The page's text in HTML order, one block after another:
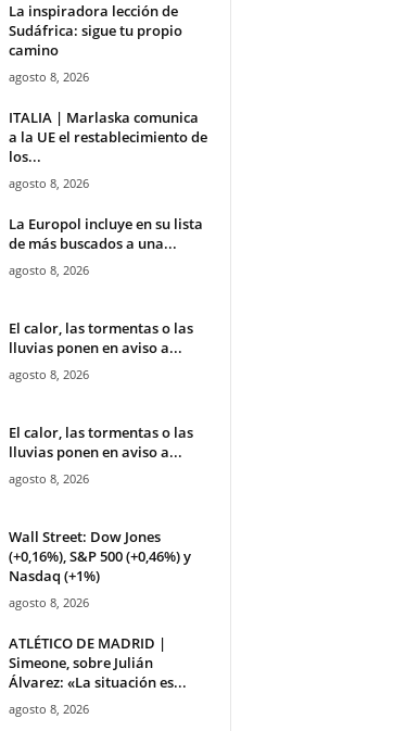
La inspiradora lección de
Sudáfrica: sigue tu propio
camino
agosto 8, 2026
ITALIA | Marlaska comunica
a la UE el restablecimiento de
los...
agosto 8, 2026
La Europol incluye en su lista
de más buscados a una...
agosto 8, 2026
El calor, las tormentas o las
lluvias ponen en aviso a...
agosto 8, 2026
El calor, las tormentas o las
lluvias ponen en aviso a...
agosto 8, 2026
Wall Street: Dow Jones
(+0,16%), S&P 500 (+0,46%) y
Nasdaq (+1%)
agosto 8, 2026
ATLÉTICO DE MADRID |
Simeone, sobre Julián
Álvarez: «La situación es...
agosto 8, 2026